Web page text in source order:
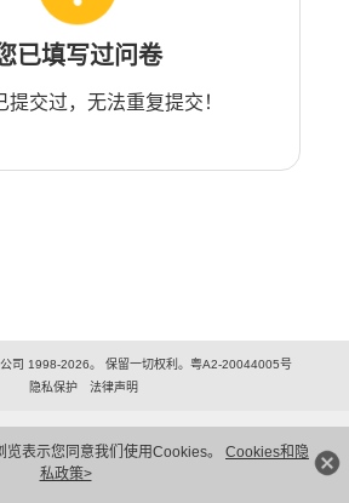
表示您同意我们使用Cookies。 Cookies和隐
私政策>
已填写过问卷
提交过，无法重复提交！
司 1998-2026。 保留一切权利。粤A2-20044005号
隐私保护
法律声明